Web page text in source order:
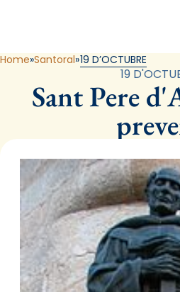
Home Santoral 19 D’OCTUBRE
19
Sant Pere